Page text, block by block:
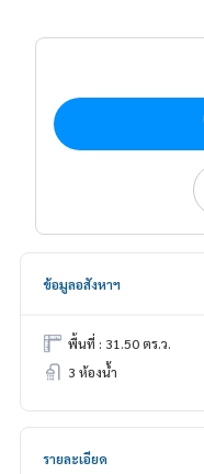
ข้อมูลอสังหาฯ
พื้นที่ : 31.50 ตร.ว.
3 ห้องน้ำ
รายละเอียด